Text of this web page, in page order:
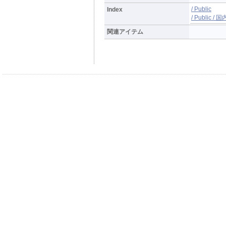
Index
/ Public
/ Public / 国
関連アイテム